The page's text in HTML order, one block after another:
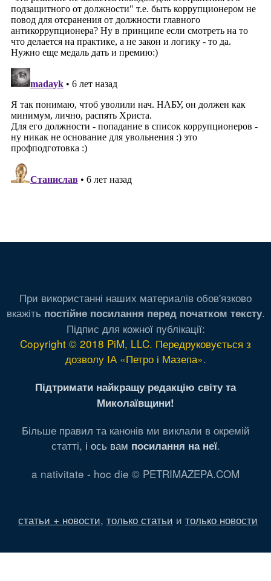
При використанні наших материалів обов'язково
вкажіть постійне посилання перед початком тексту.
Підпис для кожної публікації:
Copyright © 2018 PiM, LLC. Передруковується з
дозволу ІА «Петро і Мазепа».
Підтримати найкращу редакцію світу та
Миколаївщини!
Більше правил та канонів ми виклали в окремій
статті, і ось вам посилання на неї.
a nativitate - hoc die © PETRIMAZEPA.COM
статьи + новости, только статьи и только новости